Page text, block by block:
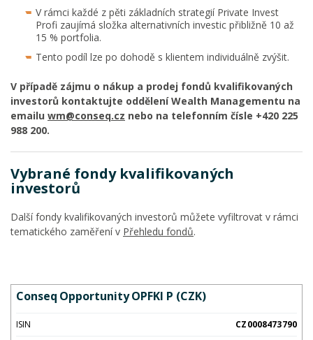
V rámci každé z pěti základních strategií Private Invest
Profi zaujímá složka alternativních investic přibližně 10 až
15 % portfolia.
Tento podíl lze po dohodě s klientem individuálně zvýšit.
V případě zájmu o nákup a prodej fondů kvalifikovaných
investorů kontaktujte oddělení Wealth Managementu na
emailu wm@conseq.cz nebo na telefonním čísle +420 225
988 200.
Vybrané fondy kvalifikovaných
investorů
Další fondy kvalifikovaných investorů můžete vyfiltrovat v rámci
tematického zaměření v Přehledu fondů.
Conseq Opportunity OPFKI P (CZK)
ISIN
CZ0008473790